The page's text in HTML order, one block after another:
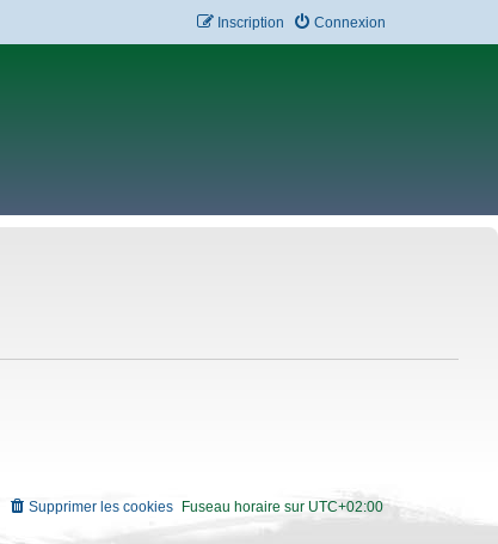
Connexion
Inscription
Fuseau horaire sur UTC+02:00
Supprimer les cookies